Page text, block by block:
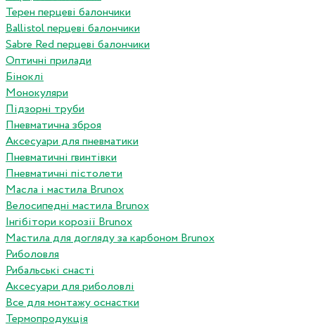
Терен перцеві балончики
Ballistol перцеві балончики
Sabre Red перцеві балончики
Оптичні прилади
Біноклі
Монокуляри
Підзорні труби
Пневматична зброя
Аксесуари для пневматики
Пневматичні гвинтівки
Пневматичні пістолети
Масла і мастила Brunox
Велосипедні мастила Brunox
Інгібітори корозії Brunox
Мастила для догляду за карбоном Brunox
Риболовля
Рибальські снасті
Аксесуари для риболовлі
Все для монтажу оснастки
Термопродукція